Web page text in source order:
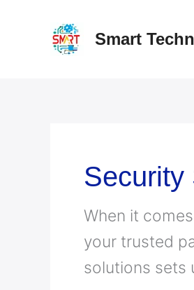
Smart
Security
When it
your trusted
solutions sets